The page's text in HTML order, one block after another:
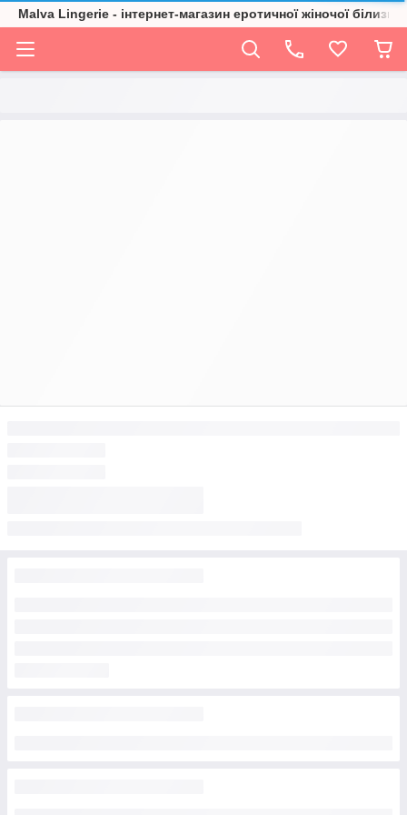
Malva Lingerie - інтернет-магазин еротичної жіночої білизни